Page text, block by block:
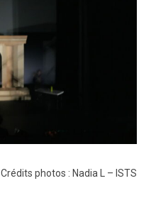
Crédits photos : Nadia L – ISTS